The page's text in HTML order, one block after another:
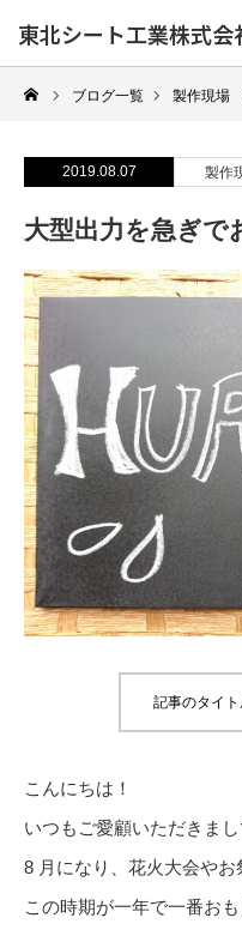
東北シート工業株式会
ブログ一覧 製作現場
2019.08.07 製作
大型出力を急ぎ
記事のタイ
こんにちは！
いつもご愛顧いただきま
8 月になり、花火大会やお
この時期が一年で一番お